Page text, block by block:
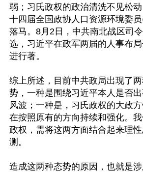
弱；习氏政权的政治清洗不见松
十四届全国政协人口资源环境委
落马。8月2日，中共南北战区司
选，习近平在政军两届的人事布
进行著。
综上所述，目前中共政局出现了
势，一种是围绕习近平本人是否
风波；一种是，习氏政权的大政
在按照原有的方向持续和强化。
政权，需将这两方面结合起来理
测。
造成这两种态势的原因，也就是